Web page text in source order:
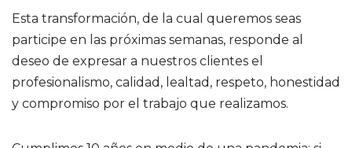
Esta transformación, de la cual queremos seas
participe en las próximas semanas, responde al
deseo de expresar a nuestros clientes el
profesionalismo, calidad, lealtad, respeto, honestidad
y compromiso por el trabajo que realizamos.